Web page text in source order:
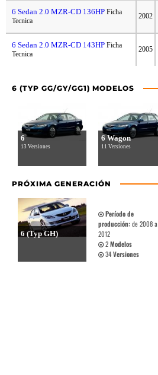
6 Sedan 2.0 MZR-CD 136HP Ficha
Tecnica
2002
6 Sedan 2.0 MZR-CD 143HP Ficha
Tecnica
2005
6 (TYP GG/GY/GG1) MODELOS
6
13 Versiones
6 Wagon
11 Versiones
PRÓXIMA GENERACIÓN
6 (Typ GH)
Período de
producción:de 2008 a
2012
2Modelos
34Versiones